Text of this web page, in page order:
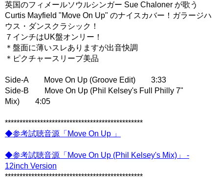
英国のフィメールソウルシンガー Sue Chaloner が歌う
Curtis Mayfield "Move On Up" のナイスカバー！ガラージハ
ウス・ダンスクラシック！
７インチはUK盤オンリー！
＊盤面に薄いスレありますが出音快調
＊ピクチャースリーブ美品
Side-A Move On Up (Groove Edit) 3:33
Side-B Move On Up (Phil Kelsey's Full Philly 7"
Mix) 4:05
***********************************************
◆参考試聴音源「Move On Up 」
◆参考試聴音源「Move On Up (Phil Kelsey's Mix)」 -
12inch Version
***********************************************